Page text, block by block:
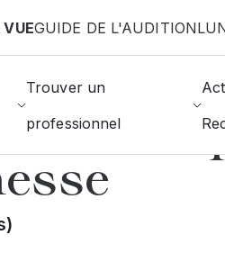
VUEGUIDE DE L'AUDITION
Trouver un
professionnel
des ophtalmologistes
un